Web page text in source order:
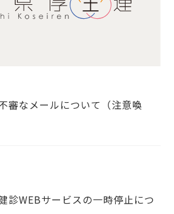
審なメールについて（注意喚
診WEBサービスの一時停止につ